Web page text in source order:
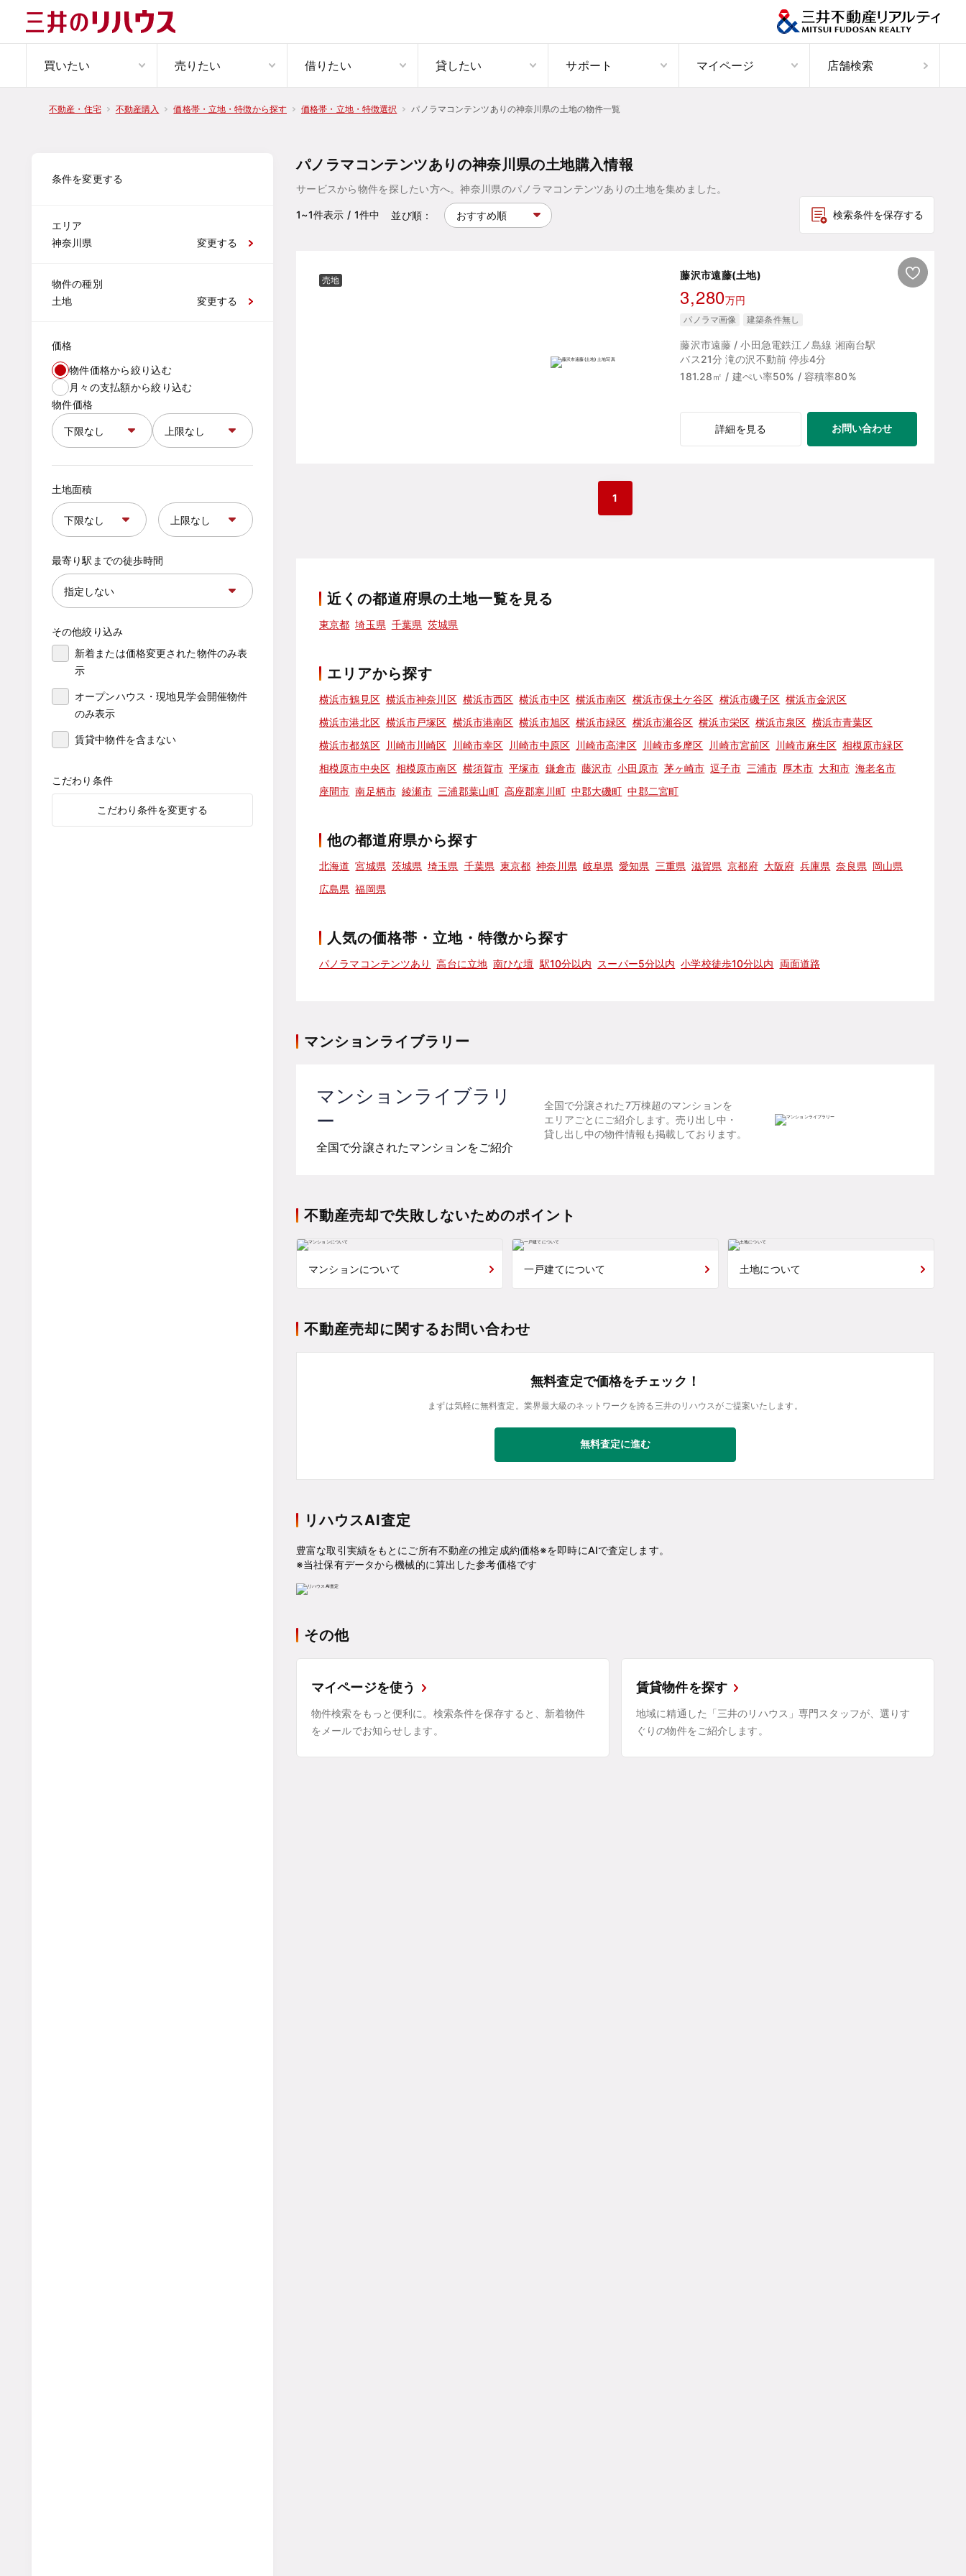
買いたい 売りたい 借りたい 貸したい サポート マイページ 店舗検索
不動産・住宅 不動産購入 価格帯・立地・特徴から探す 価格帯・立地・特徴選択 パノラマコンテンツありの神奈川県の土地の物件一覧
条件を変更する
エリア
神奈川県
変更する
物件の種別
土地
変更する
価格
物件価格から絞り込む
月々の支払額から絞り込む
物件価格
土地面積
最寄り駅までの徒歩時間
その他絞り込み
新着または価格変更された物件のみ表
示
オープンハウス・現地見学会開催物件
のみ表示
賃貸中物件を含まない
こだわり条件
こだわり条件を変更する
パノラマコンテンツありの神奈川県の土地購入情報
サービスから物件を探したい方へ。神奈川県のパノラマコンテンツありの土地を集めました。
1~1件表示 / 1件中 並び順： 検索条件を保存する
売地 藤沢市遠藤(土地)
3,280万円
パノラマ画像 建築条件無し
藤沢市遠藤 / 小田急電鉄江ノ島線 湘南台駅
バス21分 滝の沢不動前 停歩4分
181.28㎡ / 建ぺい率50% / 容積率80%
詳細を見る お問い合わせ
1
近くの都道府県の土地一覧を見る
東京都 埼玉県 千葉県 茨城県
エリアから探す
横浜市鶴見区 横浜市神奈川区 横浜市西区 横浜市中区 横浜市南区 横浜市保土ケ谷区 横浜市磯子区 横浜市金沢区
横浜市港北区 横浜市戸塚区 横浜市港南区 横浜市旭区 横浜市緑区 横浜市瀬谷区 横浜市栄区 横浜市泉区 横浜市青葉区
横浜市都筑区
川崎市川崎区 川崎市幸区 川崎市中原区 川崎市高津区 川崎市多摩区 川崎市宮前区 川崎市麻生区 相模原市緑区
相模原市中央区 相模原市南区 横須賀市 平塚市 鎌倉市 藤沢市 小田原市 茅ヶ崎市 逗子市 三浦市 厚木市 大和市 海老名市
座間市 南足柄市 綾瀬市 三浦郡葉山町 高座郡寒川町 中郡大磯町 中郡二宮町
他の都道府県から探す
北海道 宮城県 茨城県 埼玉県 千葉県 東京都 神奈川県 岐阜県 愛知県 三重県 滋賀県 京都府 大阪府 兵庫県 奈良県 岡山県
広島県 福岡県
人気の価格帯・立地・特徴から探す
パノラマコンテンツあり 高台に立地 南ひな壇 駅10分以内 スーパー5分以内 小学校徒歩10分以内 両面道路
マンションライブラリー
マンションライブラリ
ー
全国で分譲されたマンションをご紹介
全国で分譲された7万棟超のマンションを
エリアごとにご紹介します。売り出し中・
貸し出し中の物件情報も掲載しております。
不動産売却で失敗しないためのポイント
マンションについて 一戸建てについて 土地について
不動産売却に関するお問い合わせ
無料査定で価格をチェック！
まずは気軽に無料査定。業界最大級のネットワークを誇る三井のリハウスがご提案いたします。
無料査定に進む
リハウスAI査定
豊富な取引実績をもとにご所有不動産の推定成約価格※を即時にAIで査定します。
※当社保有データから機械的に算出した参考価格です
その他
マイページを使う
物件検索をもっと便利に。検索条件を保存すると、新着物件
をメールでお知らせします。
賃貸物件を探す
地域に精通した「三井のリハウス」専門スタッフが、選りす
ぐりの物件をご紹介します。